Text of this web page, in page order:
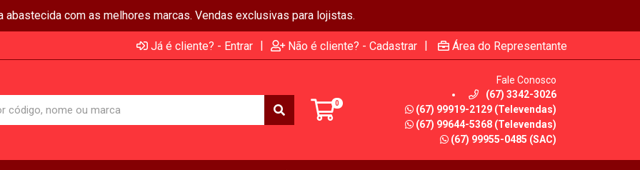
abastecida com as melhores marcas. Vendas exclusivas para lojistas.
Já é cliente? - Entrar | Não é cliente? - Cadastrar | Área do Representante
0
Fale Conosco
(67) 3342-3026
(67) 99919-2129 (Televendas)
(67) 99644-5368 (Televendas)
(67) 99955-0485 (SAC)